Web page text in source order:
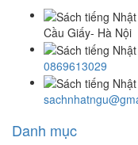
Cầu Giấy- Hà Nội
0869613029
Danh mục